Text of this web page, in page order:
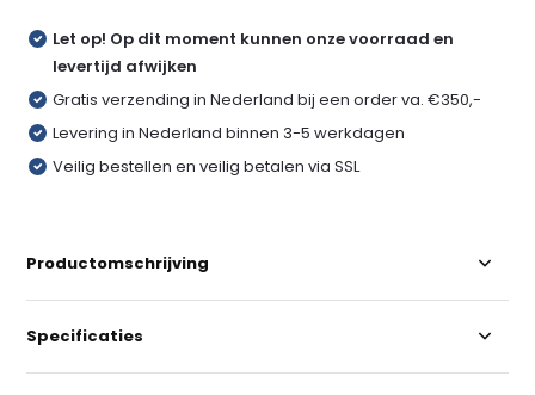
Let op! Op dit moment kunnen onze voorraad en
levertijd afwijken
Gratis verzending in Nederland bij een order va. €350,-
Levering in Nederland binnen 3-5 werkdagen
Veilig bestellen en veilig betalen via SSL
Productomschrijving
Specificaties